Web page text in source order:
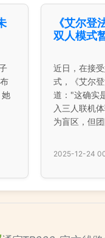
她
《艾尔
双人模式
近日，在接
式，《艾尔
道："这确实
入三人联机
为盲区，但
2025-12-24